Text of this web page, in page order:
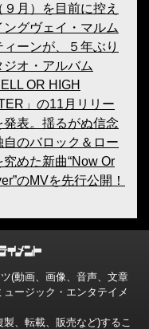
９月）を目前に控え
ングヴェイ・マルム
ィーンが、５年ぶり
ジオ・アルバム
OR HIGH
」の11月リリー
発表。揺るがぬ信念
自のバロック＆ロー
究めた新曲“Now Or
のMVを先行公開！
(動画、画像、音声、文章
ージック・エンタテイメ
、転載、販売など)するこ